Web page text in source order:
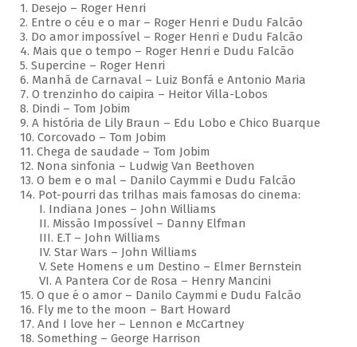
1. Desejo – Roger Henri
2. Entre o céu e o mar – Roger Henri e Dudu Falcão
3. Do amor impossível – Roger Henri e Dudu Falcão
4. Mais que o tempo – Roger Henri e Dudu Falcão
5. Supercine – Roger Henri
6. Manhã de Carnaval – Luiz Bonfá e Antonio Maria
7. O trenzinho do caipira – Heitor Villa-Lobos
8. Dindi – Tom Jobim
9. A história de Lily Braun – Edu Lobo e Chico Buarque
10. Corcovado – Tom Jobim
11. Chega de saudade – Tom Jobim
12. Nona sinfonia – Ludwig Van Beethoven
13. O bem e o mal – Danilo Caymmi e Dudu Falcão
14. Pot-pourri das trilhas mais famosas do cinema:
I. Indiana Jones – John Williams
II. Missão Impossível – Danny Elfman
III. E.T – John Williams
IV. Star Wars – John Williams
V. Sete Homens e um Destino – Elmer Bernstein
VI. A Pantera Cor de Rosa – Henry Mancini
15. O que é o amor – Danilo Caymmi e Dudu Falcão
16. Fly me to the moon – Bart Howard
17. And I love her – Lennon e McCartney
18. Something – George Harrison